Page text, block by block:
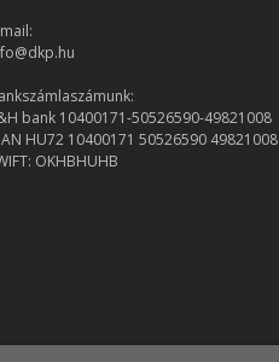
bank 10400171-50526590-49821008
HU72 10400171 50526590 49821008
OKHBHUHB